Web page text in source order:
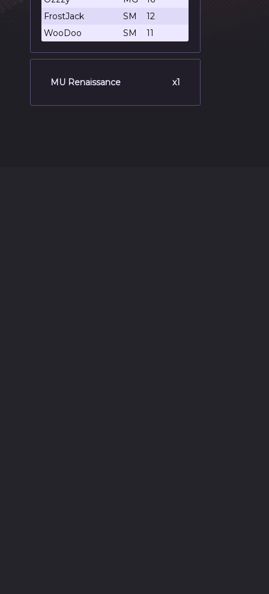
FrostJack
SM
12
WooDoo
SM 11
MU Renaissance x1